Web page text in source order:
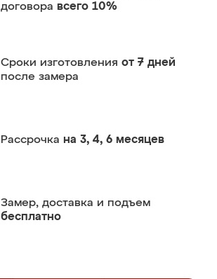
договора всего 10%
Сроки изготовления от 7 дней
после замера
Рассрочка на 3, 4, 6 месяцев
Замер, доставка и подъем
бесплатно